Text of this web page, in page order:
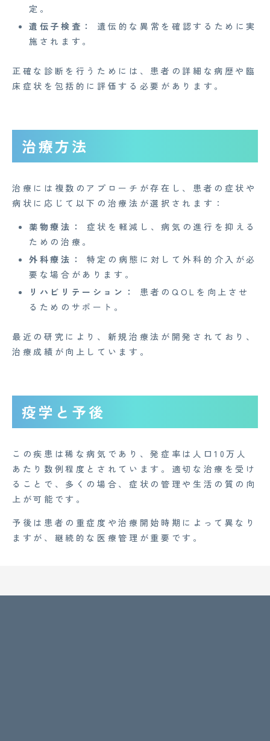
定。
遺伝子検査：
遺伝的な異常を確認するために実
施されます。
正確な診断を行うためには、患者の詳細な病歴や臨
床症状を包括的に評価する必要があります。
治療方法
治療には複数のアプローチが存在し、患者の症状や
病状に応じて以下の治療法が選択されます：
薬物療法：
症状を軽減し、病気の進行を抑える
ための治療。
外科療法：
特定の病態に対して外科的介入が必
要な場合があります。
リハビリテーション：
患者のQOLを向上させ
るためのサポート。
最近の研究により、新規治療法が開発されており、
治療成績が向上しています。
疫学と予後
この疾患は稀な病気であり、発症率は人口10万人
あたり数例程度とされています。適切な治療を受け
ることで、多くの場合、症状の管理や生活の質の向
上が可能です。
予後は患者の重症度や治療開始時期によって異なり
ますが、継続的な医療管理が重要です。
Z産業医事務所
キャリア・インターン
特定商取引法に基づく表記
Copyright© 2023 Medi Face, Ltd. All Right Reserved.